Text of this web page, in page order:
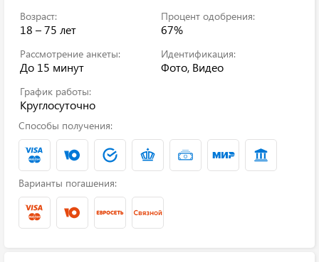
Возраст:
18 – 75 лет
Процент одобрения:
67%
Рассмотрение анкеты:
До 15 минут
Идентификация:
Фото, Видео
График работы:
Круглосуточно
Способы получения:
Варианты погашения: